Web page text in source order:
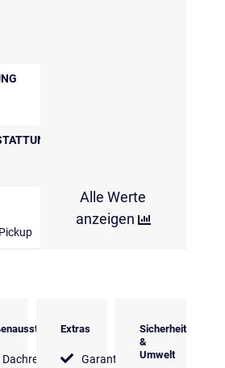
Alle Werte
anzeigen
Dachreling
Extras
Garantie
Sicherheit
&
Umwelt